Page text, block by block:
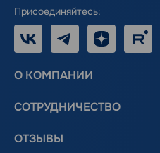
Присоединяйтесь:
Telegram Дзен
О КОМПАНИИ
СОТРУДНИЧЕСТВО
ОТЗЫВЫ